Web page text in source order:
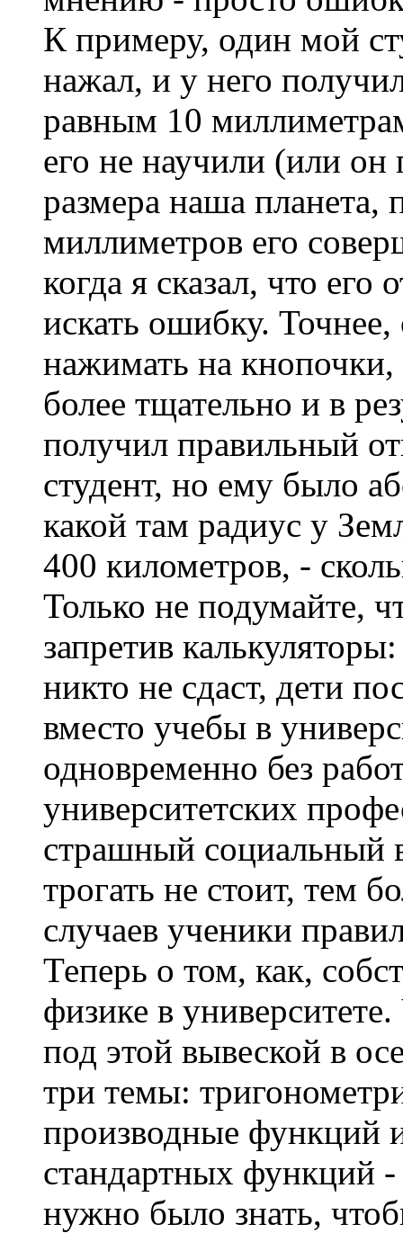
К примеру, один мой
нажал, и у него
равным 10
его не научили (или он
размера наша
миллиметров его
когда я сказал, что его
искать ошибку.
нажимать на кнопочки,
более тщательно и в
получил правильный
студент, но ему было
какой там радиус у
400 километров, -
Только не подумайте,
запретив
никто не сдаст, дети
вместо учебы в
одновременно без
университетских
страшный социальный
трогать не стоит, тем
случаев ученики
Теперь о том, как,
физике в
под этой вывеской в
три темы:
производные функций
стандартных функций
нужно было знать,